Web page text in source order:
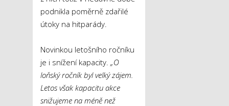
podnikla poměrně zdařilé
útoky na hitparády.
Novinkou letošního ročníku
je i snížení kapacity. „O
loňský ročník byl velký zájem.
Letos však kapacitu akce
snižujeme na méně než